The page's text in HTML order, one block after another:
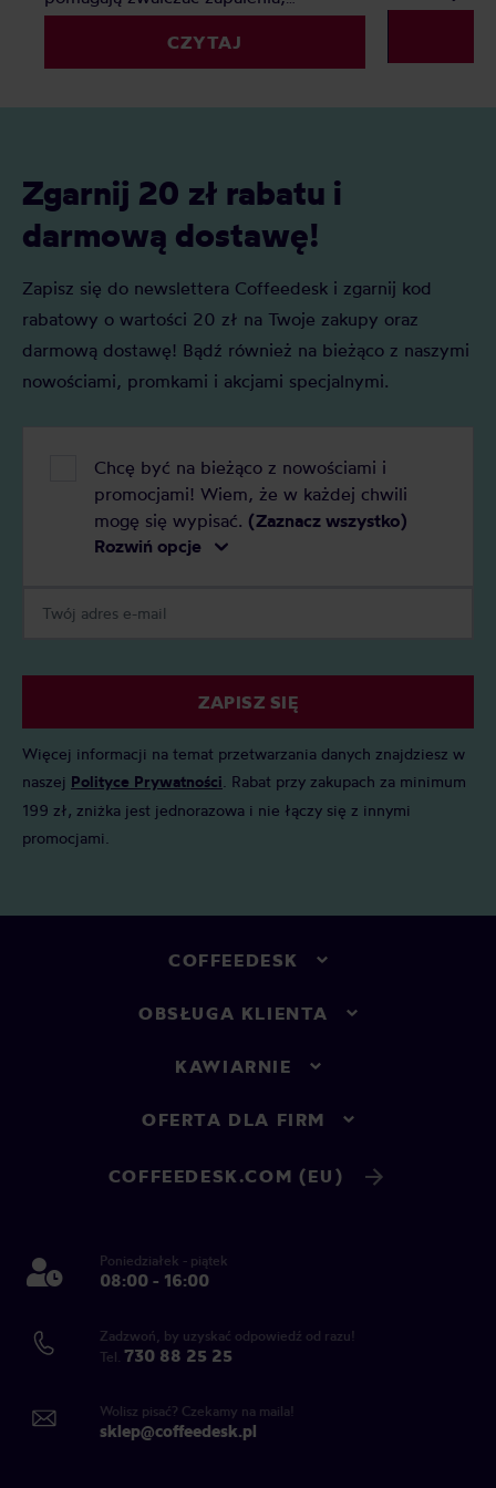
poprawiają metabolizm i funkcje
mózgu. Jakie są najzdrowsze herbaty?
Ranking pozwoli Wam wybrać
CZYTAJ
Ten ranking
Zgarnij 20 zł rabatu i
darmową dostawę!
Zapisz się do newslettera Coffeedesk i zgarnij kod
rabatowy o wartości 20 zł na Twoje zakupy oraz
darmową dostawę! Bądź również na bieżąco z naszymi
nowościami, promkami i akcjami specjalnymi.
Chcę być na bieżąco z nowościami i
promocjami! Wiem, że w każdej chwili
mogę się wypisać. (Zaznacz wszystko)
Rozwiń opcje
ZAPISZ SIĘ
Więcej informacji na temat przetwarzania danych znajdziesz w
naszej Polityce Prywatności . Rabat przy zakupach za minimum
199 zł, zniżka jest jednorazowa i nie łączy się z innymi
promocjami.
COFFEEDESK
OBSŁUGA KLIENTA
KAWIARNIE
OFERTA DLA FIRM
COFFEEDESK.COM (EU)
Poniedziałek - piątek
08:00 - 16:00
Zadzwoń, by uzyskać odpowiedź od razu!
Tel. 730 88 25 25
Wolisz pisać? Czekamy na maila!
sklep@coffeedesk.pl